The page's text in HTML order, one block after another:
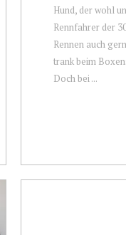
Hund, der wohl
Rennfahrer der
Rennen auch
trank beim
Doch bei ...